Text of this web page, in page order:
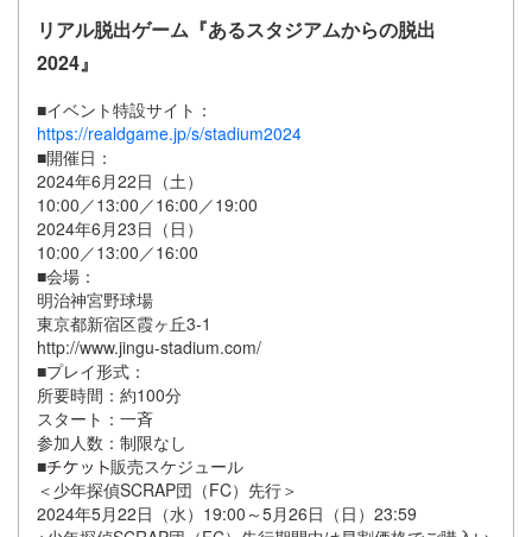
リアル脱出ゲーム『あるスタジアムからの脱出
2024』
■イベント特設サイト：
https://realdgame.jp/s/stadium2024
■開催日：
2024年6月22日（土）
10:00／13:00／16:00／19:00
2024年6月23日（日）
10:00／13:00／16:00
■会場：
明治神宮野球場
東京都新宿区霞ヶ丘3-1
http://www.jingu-stadium.com/
■プレイ形式：
所要時間：約100分
スタート：一斉
参加人数：制限なし
■
販売スケジュール
＜少年探偵SCRAP団（FC）先行＞
2024年5月22日（水）19:00～5月26日（日）23:59